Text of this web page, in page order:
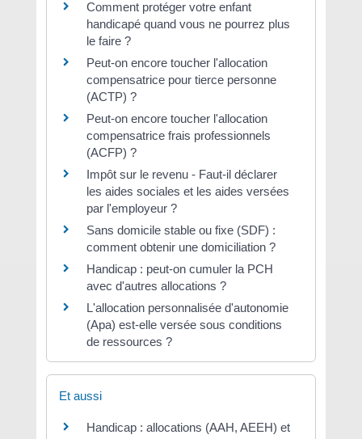
Comment protéger votre enfant
handicapé quand vous ne pourrez plus
le faire ?
Peut-on encore toucher l'allocation
compensatrice pour tierce personne
(ACTP) ?
Peut-on encore toucher l'allocation
compensatrice frais professionnels
(ACFP) ?
Impôt sur le revenu - Faut-il déclarer
les aides sociales et les aides versées
par l'employeur ?
Sans domicile stable ou fixe (SDF) :
comment obtenir une domiciliation ?
Handicap : peut-on cumuler la PCH
avec d'autres allocations ?
L'allocation personnalisée d'autonomie
(Apa) est-elle versée sous conditions
de ressources ?
Et aussi
Handicap : allocations (AAH, AEEH) et